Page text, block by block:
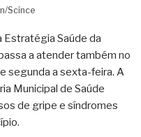
Scince
Estratégia Saúde da
a atender também no
segunda a sexta-feira. A
Municipal de Saúde
de gripe e síndromes